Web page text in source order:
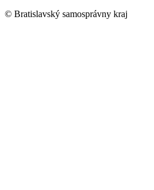
© Bratislavský samosprávny kraj